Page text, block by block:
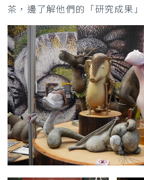
茶，邊了解他們的「研究成果」